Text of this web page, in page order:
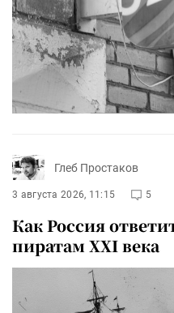
Глеб Простаков
3 августа 2026, 11:15 5
Как Россия
пиратам XXI века